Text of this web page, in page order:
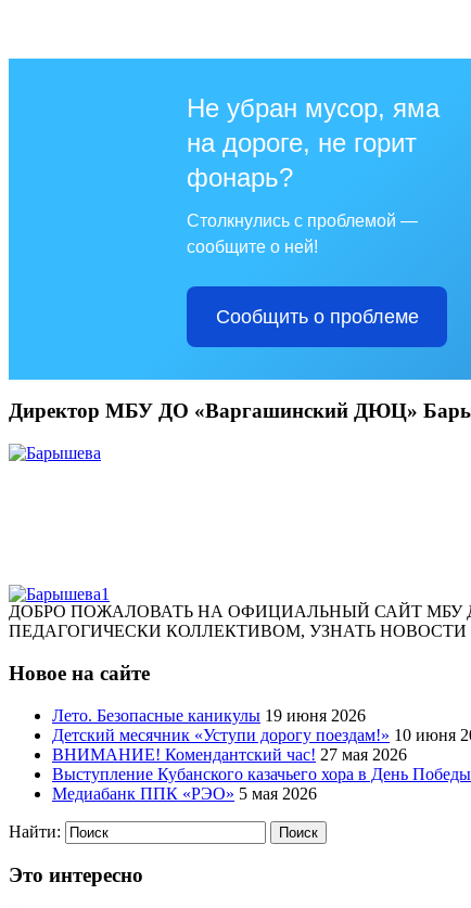
Не убран мусор, яма
на дороге, не горит
фонарь?
Столкнулись с проблемой —
сообщите о ней!
Сообщить о проблеме
Директор МБУ ДО «Варгашинский ДЮЦ»
ДОБРО ПОЖАЛОВАТЬ НА ОФИЦИАЛЬНЫЙ САЙТ МБУ
ПЕДАГОГИЧЕСКИ КОЛЛЕКТИВОМ, УЗНАТЬ
Новое на сайте
Лето. Безопасные каникулы 19 июня 2026
Детский месячник «Уступи дорогу поездам!» 10 июня
ВНИМАНИЕ! Комендантский час! 27 мая 2026
Выступление Кубанского казачьего хора в День
Медиабанк ППК «РЭО» 5 мая 2026
Найти:
Это интересно